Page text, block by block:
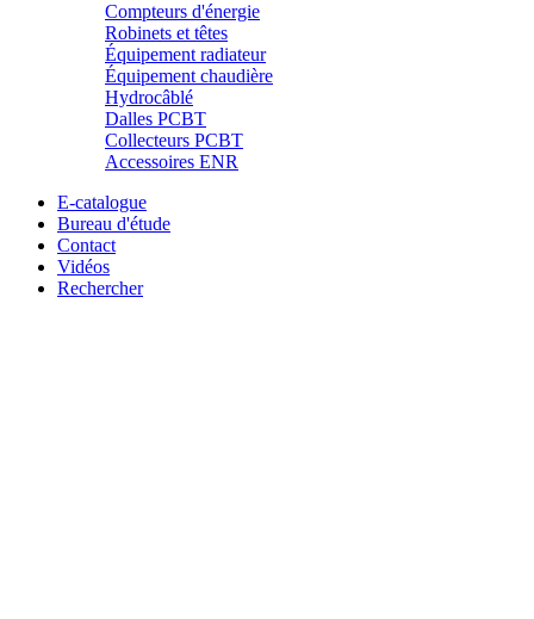
Compteurs d'énergie
Robinets et têtes
Équipement radiateur
Équipement chaudière
Hydrocâblé
Dalles PCBT
Collecteurs PCBT
Accessoires ENR
E-catalogue
Bureau d'étude
Contact
Vidéos
Rechercher